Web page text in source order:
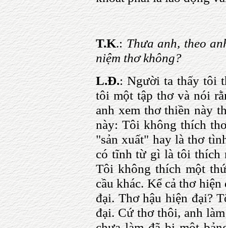
T.K.:Thưa anh, theo
niệm thơ không?
L.Đ.: Người ta thấy tôi
tôi một tập thơ và nói
anh xem thơ thiền này
này: Tôi không thích
"sản xuất" hay là thơ
có tĩnh từ gì là tôi thích
Tôi không thích một
cầu khác. Kể cả thơ
đại. Thơ hậu hiện đại?
đại. Cứ thơ thôi, anh